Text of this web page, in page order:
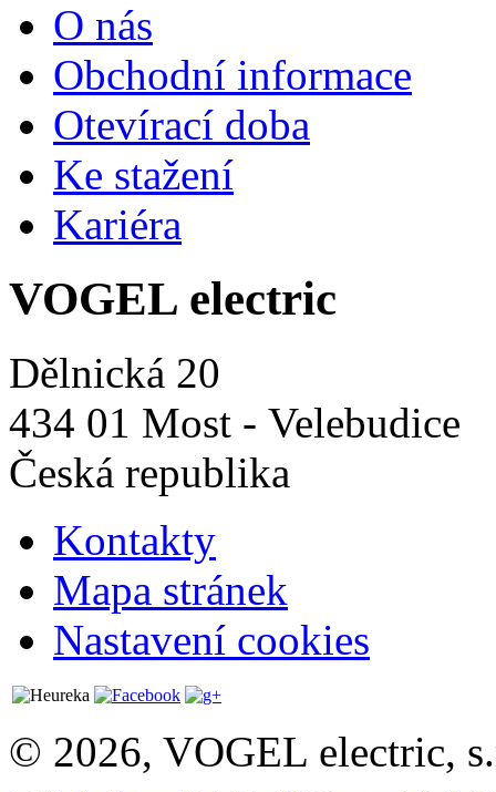
O nás
Obchodní informace
Otevírací doba
Ke stažení
Kariéra
VOGEL electric
Dělnická 20
434 01 Most - Velebudice
Česká republika
Kontakty
Mapa stránek
Nastavení cookies
© 2026, VOGEL electric,